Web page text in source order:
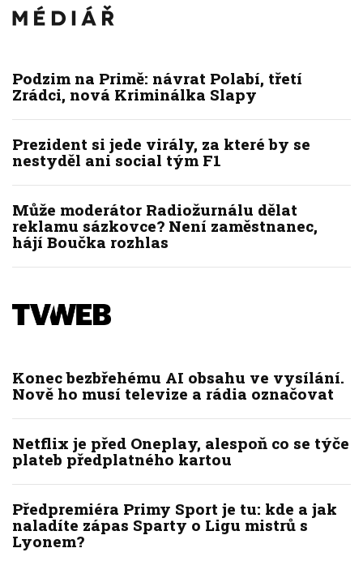
Podzim na Primě: návrat Polabí, třetí
Zrádci, nová Kriminálka Slapy
Prezident si jede virály, za které by se
nestyděl ani social tým F1
Může moderátor Radiožurnálu dělat
reklamu sázkovce? Není zaměstnanec,
hájí Boučka rozhlas
Konec bezbřehému AI obsahu ve vysílání.
Nově ho musí televize a rádia označovat
Netflix je před Oneplay, alespoň co se týče
plateb předplatného kartou
Předpremiéra Primy Sport je tu: kde a jak
naladíte zápas Sparty o Ligu mistrů s
Lyonem?